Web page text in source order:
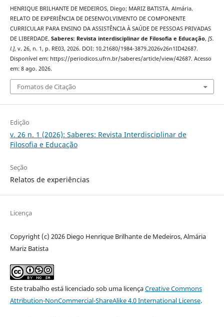
HENRIQUE BRILHANTE DE MEDEIROS, Diego; MARIZ BATISTA, Almária.
RELATO DE EXPERIÊNCIA DE DESENVOLVIMENTO DE COMPONENTE
CURRICULAR PARA ENSINO DA ASSISTÊNCIA À SAÚDE DE PESSOAS PRIVADAS
DE LIBERDADE. Saberes: Revista interdisciplinar de Filosofia e Educação, [S.
l.], v. 26, n. 1, p. RE03, 2026. DOI: 10.21680/1984-3879.2026v26n1ID42687.
Disponível em: https://periodicos.ufrn.br/saberes/article/view/42687. Acesso
em: 8 ago. 2026.
Fomatos de Citação
Edição
v. 26 n. 1 (2026): Saberes: Revista Interdisciplinar de
Filosofia e Educação
Seção
Relatos de experiências
Licença
Copyright (c) 2026 Diego Henrique Brilhante de Medeiros, Almária
Mariz Batista
Este trabalho está licenciado sob uma licençaCreative Commons
Attribution-NonCommercial-ShareAlike 4.0 International License.